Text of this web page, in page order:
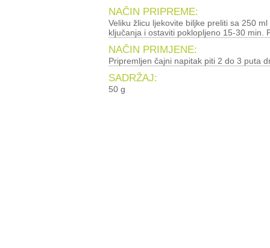
NAČIN PRIPREME:
Veliku žlicu ljekovite biljke preliti sa 250
ključanja i ostaviti poklopljeno 15-30 min.
NAČIN PRIMJENE:
Pripremljen čajni napitak piti 2 do 3 puta
SADRŽAJ:
50 g